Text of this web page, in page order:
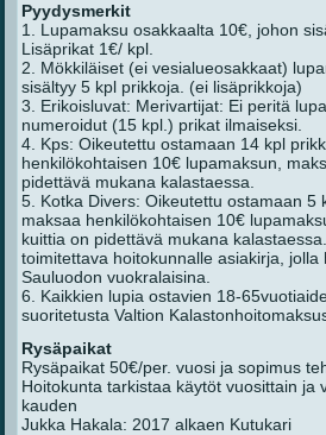
Pyydysmerkit
1. Lupamaksu osakkaalta 10€, johon
Lisäprikat 1€/ kpl.
2. Mökkiläiset (ei vesialueosakkaat)
sisältyy 5 kpl prikkoja. (ei lisäprikkoja)
3. Erikoisluvat: Merivartijat: Ei peritä
numeroidut (15 kpl.) prikat ilmaiseksi.
4. Kps: Oikeutettu ostamaan 14 kpl
henkilökohtaisen 10€ lupamaksun,
pidettävä mukana kalastaessa.
5. Kotka Divers: Oikeutettu ostamaan 5
maksaa henkilökohtaisen 10€
kuittia on pidettävä mukana
toimitettava hoitokunnalle asiakirja,
Sauluodon vuokralaisina.
6. Kaikkien lupia ostavien 18-
suoritetusta Valtion
Rysäpaikat
Rysäpaikat 50€/per. vuosi ja sopimus
Hoitokunta tarkistaa käytöt vuosittain ja
kauden
Jukka Hakala: 2017 alkaen Kutukari